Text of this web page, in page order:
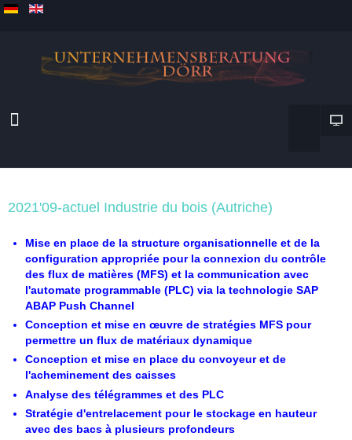
2021'09-actuel Industrie du bois (Autriche)
Mise en place de la structure organisationnelle et de la
configuration appropriée pour la connexion du contrôle
des flux de matières (MFS) et la communication avec
l'automate programmable (PLC) via la technologie SAP
ABAP Push Channel
Conception et mise en œuvre de stratégies MFS pour
permettre un flux de matériaux dynamique
Conception et mise en place du convoyeur et de
l'acheminement des caisses
Analyse des télégrammes et des PLC
Stratégie d'entrelacement pour le stockage en hauteur
avec des bacs à plusieurs profondeurs